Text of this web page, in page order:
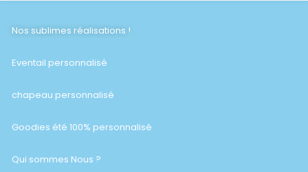
Nos sublimes réalisations !
Eventail personnalisé
chapeau personnalisé
Goodies été 100% personnalisé
Qui sommes Nous ?